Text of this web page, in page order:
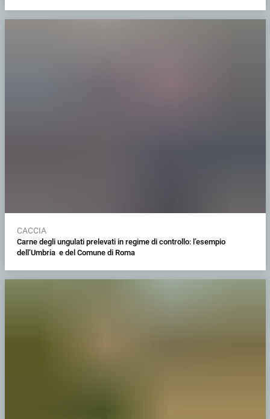
CACCIA
Carne degli ungulati prelevati in regime di controllo: l’esempio
dell’Umbria e del Comune di Roma